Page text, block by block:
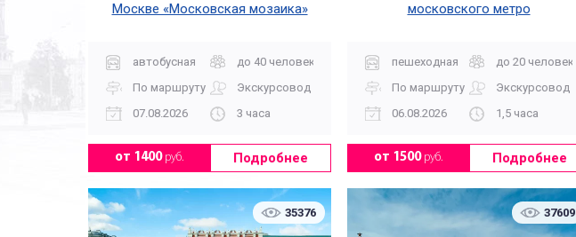
Москве «Московская мозаика»
автобусная
до 40 человек
По маршруту
Экскурсовод
07.08.2026
3 часа
от 1400руб. Подробнее
московского метро
пешеходная
до 20 человек
По маршруту
Экскурсовод
06.08.2026
1,5 часа
от 1500руб. Подробнее
35376 37609